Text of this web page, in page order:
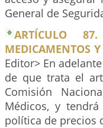
General de
ARTÍCULO
MEDICAMENTOS
Editor> En
de que trata el
Comisión
Médicos, y
política de precios